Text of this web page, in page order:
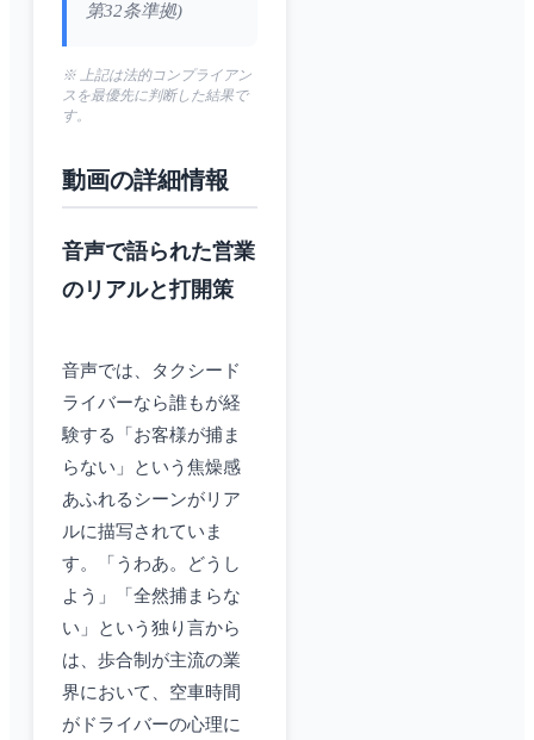
第32条準拠)
※ 上記は法的コンプライアン
スを最優先に判断した結果で
す。
動画の詳細情報
音声で語られた営業
のリアルと打開策
音声では、タクシード
ライバーなら誰もが経
験する「お客様が捕ま
らない」という焦燥感
あふれるシーンがリア
ルに描写されていま
す。「うわあ。どうし
よう」「全然捕まらな
い」という独り言から
は、歩合制が主流の業
界において、空車時間
がドライバーの心理に